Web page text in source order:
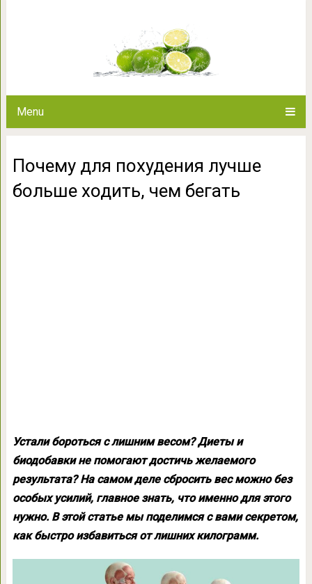
Menu
Почему для похудения лучше
больше ходить, чем бегать
Устали бороться с лишним весом? Диеты и
биодобавки не помогают достичь желаемого
результата? На самом деле сбросить вес можно без
особых усилий, главное знать, что именно для этого
нужно. В этой статье мы поделимся с вами секретом,
как быстро избавиться от лишних килограмм.